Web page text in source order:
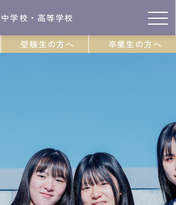
受験生の方へ 卒業生の方へ
学校・高等学校